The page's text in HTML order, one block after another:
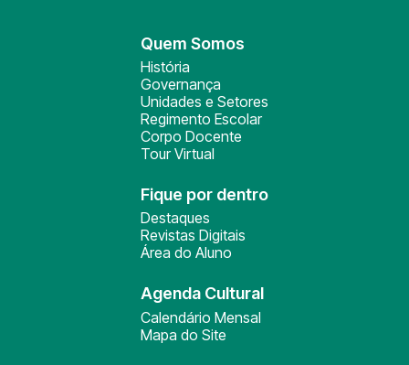
Quem Somos
História
Governança
Unidades e Setores
Regimento Escolar
Corpo Docente
Tour Virtual
Fique por dentro
Destaques
Revistas Digitais
Área do Aluno
Agenda Cultural
Calendário Mensal
Mapa do Site